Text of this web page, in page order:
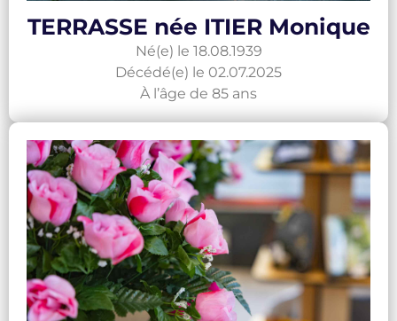
TERRASSE née ITIER Monique
Né(e) le 18.08.1939
Décédé(e) le 02.07.2025
À l’âge de 85 ans